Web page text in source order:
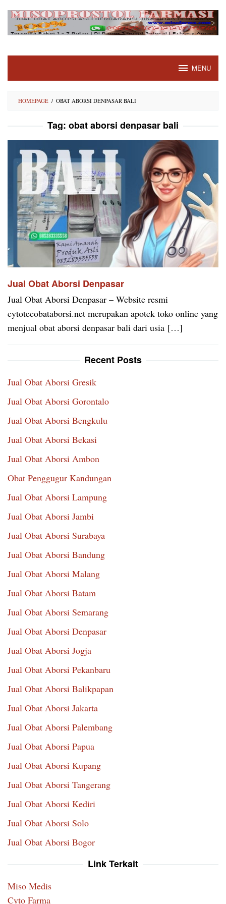
Skip
content
MENU
HOMEPAGE / OBAT ABORSI DENPASAR BALI
Tag: obat aborsi denpasar bali
Jual Obat Aborsi Denpasar
Jual Obat Aborsi Denpasar – Website resmi
cytotecobataborsi.net merupakan apotek toko online yang
menjual obat aborsi denpasar bali dari usia […]
Recent Posts
Jual Obat Aborsi Gresik
Jual Obat Aborsi Gorontalo
Jual Obat Aborsi Bengkulu
Jual Obat Aborsi Bekasi
Jual Obat Aborsi Ambon
Obat Penggugur Kandungan
Jual Obat Aborsi Lampung
Jual Obat Aborsi Jambi
Jual Obat Aborsi Surabaya
Jual Obat Aborsi Bandung
Jual Obat Aborsi Malang
Jual Obat Aborsi Batam
Jual Obat Aborsi Semarang
Jual Obat Aborsi Denpasar
Jual Obat Aborsi Jogja
Jual Obat Aborsi Pekanbaru
Jual Obat Aborsi Balikpapan
Jual Obat Aborsi Jakarta
Jual Obat Aborsi Palembang
Jual Obat Aborsi Papua
Jual Obat Aborsi Kupang
Jual Obat Aborsi Tangerang
Jual Obat Aborsi Kediri
Jual Obat Aborsi Solo
Jual Obat Aborsi Bogor
Link Terkait
Miso Medis
Cyto Farma